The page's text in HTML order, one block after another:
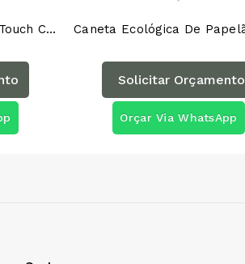
Caneta Fibra De Bambu Touch Com Suporte 00708TAG
Solicitar Orçamento
Orçar Via WhatsApp